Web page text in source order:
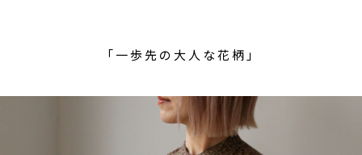
「一歩先の大人な花柄」